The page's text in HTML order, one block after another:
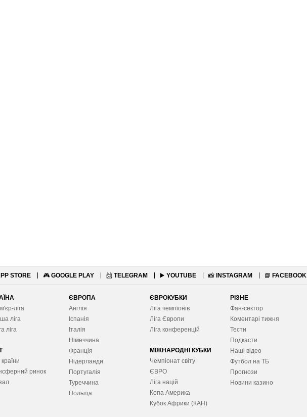
STORE 🎮 GOOGLE PLAY 📨 TELEGRAM ▶️ YOUTUBE 📸 INSTAGRAM 📘 FACEBOOK
ліга
ліга
ліга
країни
ринок
ЄВРОПА
Англія
Іспанія
Італія
Німеччина
Франція
Нідерланди
Португалія
Туреччина
Польща
ЄВРОКУБКИ
Ліга чемпіонів
Ліга Європи
Ліга конференцій
МІЖНАРОДНІ КУБКИ
Чемпіонат світу
ЄВРО
Ліга націй
Копа Америка
Кубок Африки (КАН)
РІЗНЕ
Фан-сектор
Коментарі тижня
Тести
Подкасти
Наші відео
Футбол на ТБ
Прогнози
Новини казино